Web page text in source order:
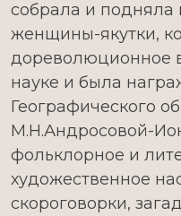
собрала и подняла
женщины-якутки,
дореволюционное
науке и была
Географического
М.Н.Андросовой-
фольклорное и
художественное
скороговорки,